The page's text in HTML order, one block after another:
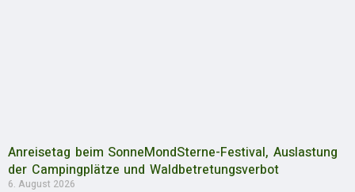
Anreisetag beim SonneMondSterne-Festival, Auslastung
der Campingplätze und Waldbetretungsverbot
6. August 2026